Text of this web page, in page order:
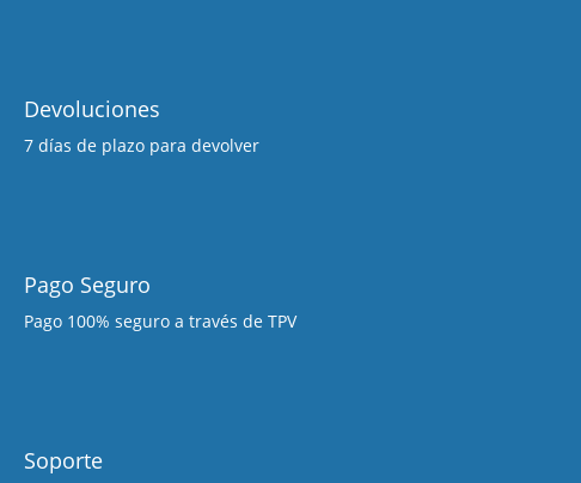
Devoluciones
7 días de plazo para devolver
Pago Seguro
Pago 100% seguro a través de TPV
Soporte